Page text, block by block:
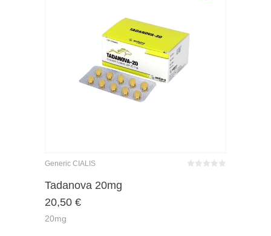
Generic CIALIS
Tadanova 20mg
20,50 €
20mg